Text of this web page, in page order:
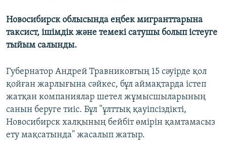
Новосибирск облысында еңбек мигранттарына
таксист, ішімдік және темекі сатушы болып істеуге
тыйым салынды.
Губернатор Андрей Травниковтың 15 сәуірде қол
қойған жарлығына сәйкес, бұл аймақтарда істеп
жатқан компаниялар шетел жұмысшыларының
санын беруге тиіс. Бұл "ұлттық қауіпсіздікті,
Новосибирск халқының бейбіт өмірін қамтамасыз
ету мақсатында" жасалып жатыр.